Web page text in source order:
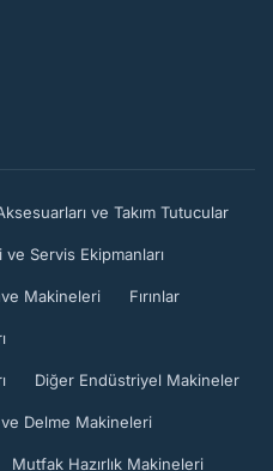
ve Takım Tutucular
Servis Ekipmanları
Makineleri Fırınlar
Diğer Endüstriyel Makineler
Delme Makineleri
Mutfak Hazırlık Makineleri